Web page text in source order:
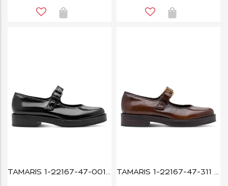
TAMARIS 1-22167-47-001 BLACK TAMARIS 1-22167-47-311 MUSCAT